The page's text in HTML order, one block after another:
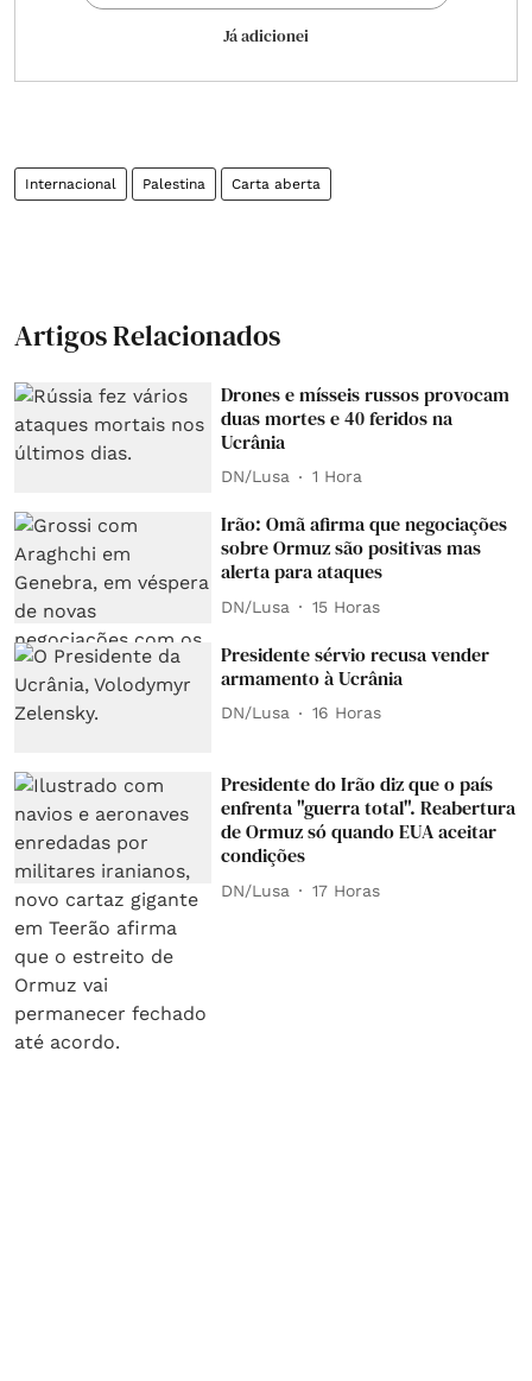
Já adicionei
Internacional Palestina Carta aberta
Artigos Relacionados
Drones e mísseis russos provocam
duas mortes e 40 feridos na
Ucrânia
DN/Lusa 1 Hora
Irão: Omã afirma que negociações
sobre Ormuz são positivas mas
alerta para ataques
DN/Lusa 15 Horas
Presidente sérvio recusa vender
armamento à Ucrânia
DN/Lusa 16 Horas
Presidente do Irão diz que o país
enfrenta "guerra total". Reabertura
de Ormuz só quando EUA aceitar
condições
DN/Lusa 17 Horas